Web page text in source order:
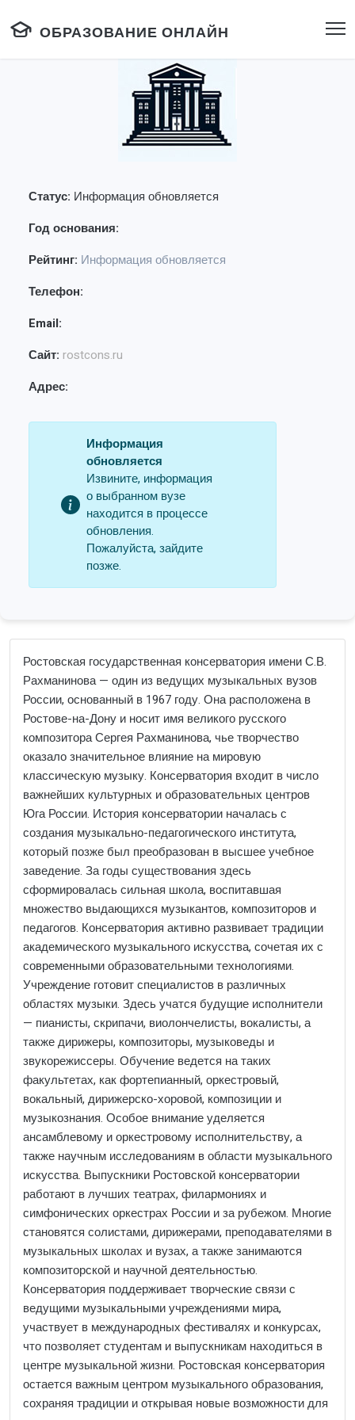
ОБРАЗОВАНИЕ ОНЛАЙН
Статус: Информация обновляется
Год основания:
Рейтинг: Информация обновляется
Телефон:
Email:
Сайт: rostcons.ru
Адрес:
Информация
обновляется
Извините, информация
о выбранном вузе
находится в процессе
обновления.
Пожалуйста, зайдите
позже.
Ростовская государственная консерватория имени С.В.
Рахманинова — один из ведущих музыкальных вузов
России, основанный в 1967 году. Она расположена в
Ростове-на-Дону и носит имя великого русского
композитора Сергея Рахманинова, чье творчество
оказало значительное влияние на мировую
классическую музыку. Консерватория входит в число
важнейших культурных и образовательных центров
Юга России. История консерватории началась с
создания музыкально-педагогического института,
который позже был преобразован в высшее учебное
заведение. За годы существования здесь
сформировалась сильная школа, воспитавшая
множество выдающихся музыкантов, композиторов и
педагогов. Консерватория активно развивает традиции
академического музыкального искусства, сочетая их с
современными образовательными технологиями.
Учреждение готовит специалистов в различных
областях музыки. Здесь учатся будущие исполнители
— пианисты, скрипачи, виолончелисты, вокалисты, а
также дирижеры, композиторы, музыковеды и
звукорежиссеры. Обучение ведется на таких
факультетах, как фортепианный, оркестровый,
вокальный, дирижерско-хоровой, композиции и
музыкознания. Особое внимание уделяется
ансамблевому и оркестровому исполнительству, а
также научным исследованиям в области музыкального
искусства. Выпускники Ростовской консерватории
работают в лучших театрах, филармониях и
симфонических оркестрах России и за рубежом. Многие
становятся солистами, дирижерами, преподавателями в
музыкальных школах и вузах, а также занимаются
композиторской и научной деятельностью.
Консерватория поддерживает творческие связи с
ведущими музыкальными учреждениями мира,
участвует в международных фестивалях и конкурсах,
что позволяет студентам и выпускникам находиться в
центре музыкальной жизни. Ростовская консерватория
остается важным центром музыкального образования,
сохраняя традиции и открывая новые возможности для